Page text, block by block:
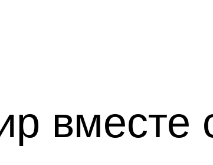
вместе